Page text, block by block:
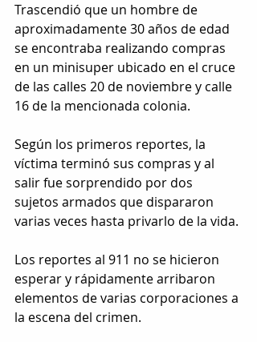
Trascendió que un hombre de
aproximadamente 30 años de edad
se encontraba realizando compras
en un minisuper ubicado en el cruce
de las calles 20 de noviembre y calle
16 de la mencionada colonia.
Según los primeros reportes, la
víctima terminó sus compras y al
salir fue sorprendido por dos
sujetos armados que dispararon
varias veces hasta privarlo de la vida.
Los reportes al 911 no se hicieron
esperar y rápidamente arribaron
elementos de varias corporaciones a
la escena del crimen.